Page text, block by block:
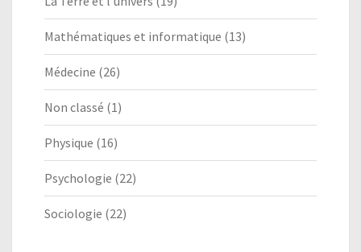
Mathématiques et informatique (13)
Médecine (26)
Non classé (1)
Physique (16)
Psychologie (22)
Sociologie (22)